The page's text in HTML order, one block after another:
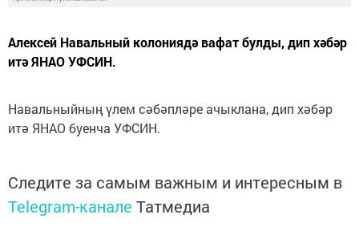
Алексей Навальный колониядә вафат булды, дип хәбәр
итә ЯНАО УФСИН.
Навальныйның үлем сәбәпләре ачыклана, дип хәбәр
итә ЯНАО буенча УФСИН.
Следите за самым важным и интересным в
Telegram-канале Татмедиа